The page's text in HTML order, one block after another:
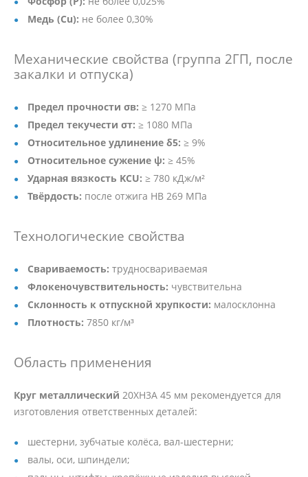
Медь (Cu): не более 0,30%
Механические свойства (группа 2ГП, после
закалки и отпуска)
Предел прочности σв: ≥ 1270 МПа
Предел текучести σт: ≥ 1080 МПа
Относительное удлинение δ5: ≥ 9%
Относительное сужение ψ: ≥ 45%
Ударная вязкость KCU: ≥ 780 кДж/м²
Твёрдость: после отжига HB 269 МПа
Технологические свойства
Свариваемость: трудносвариваемая
Флокеночувствительность: чувствительна
Склонность к отпускной хрупкости: малосклонна
Плотность: 7850 кг/м³
Область применения
Круг металлический 20ХН3А 45 мм рекомендуется для
изготовления ответственных деталей:
шестерни, зубчатые колёса, вал-шестерни;
валы, оси, шпиндели;